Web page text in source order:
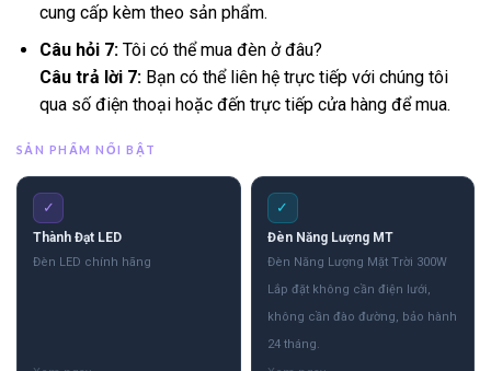
cung cấp kèm theo sản phẩm.
Câu hỏi 7:Tôi có thể mua đèn ở đâu?
Câu trả lời 7:Bạn có thể liên hệ trực tiếp với chúng tôi
qua số điện thoại hoặc đến trực tiếp cửa hàng để mua.
SẢN PHẨM NỔI BẬT
✓
Thành Đạt LED
Đèn LED chính hãng
✓
Đèn Năng Lượng MT
Đèn Năng Lượng Mặt Trời 300W
Lắp đặt không cần điện lưới,
không cần đào đường, bảo hành
24 tháng.